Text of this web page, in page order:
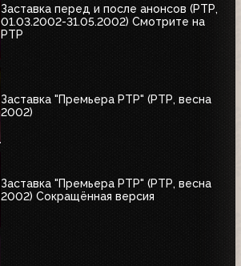
Заставка перед и после анонсов (РТР,
01.03.2002-31.05.2002) Смотрите на
РТР
Заставка "Премьера РТР" (РТР, весна
2002)
Заставка "Премьера РТР" (РТР, весна
2002) Сокращённая версия